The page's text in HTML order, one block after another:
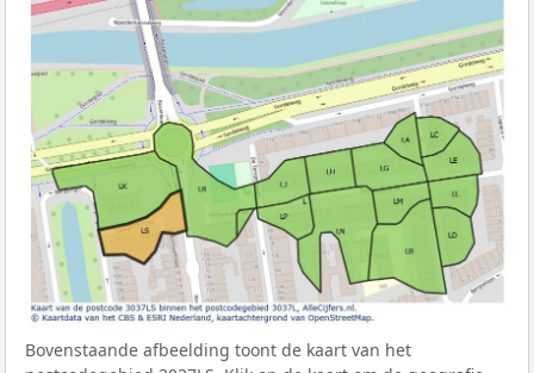
Bovenstaande afbeelding toont de kaart van het